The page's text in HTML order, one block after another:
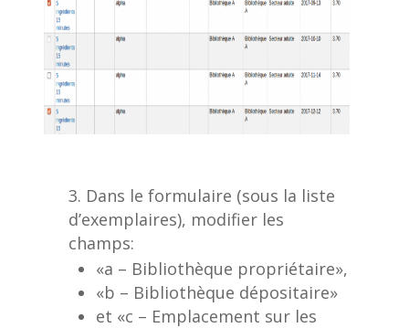
Dans le formulaire (sous la liste
d’exemplaires), modifier les
champs:
«a – Bibliothèque propriétaire»,
«b – Bibliothèque dépositaire»
et «c – Emplacement sur les